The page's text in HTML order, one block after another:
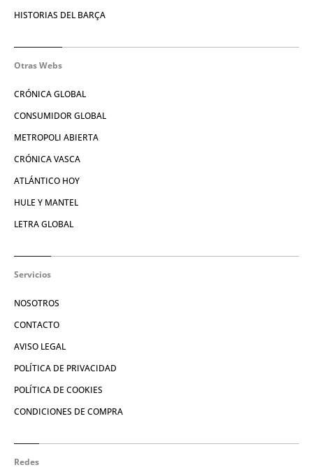
HISTORIAS DEL BARÇA
Otras Webs
CRÓNICA GLOBAL
CONSUMIDOR GLOBAL
METROPOLI ABIERTA
CRÓNICA VASCA
ATLÁNTICO HOY
HULE Y MANTEL
LETRA GLOBAL
Servicios
NOSOTROS
CONTACTO
AVISO LEGAL
POLÍTICA DE PRIVACIDAD
POLÍTICA DE COOKIES
CONDICIONES DE COMPRA
Redes